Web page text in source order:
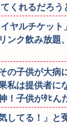
くれるだろう
ヤルチケッ
ンク飲み放題
の子供が大病
私は提供者に
！子供がﾀﾋ
してる！」と